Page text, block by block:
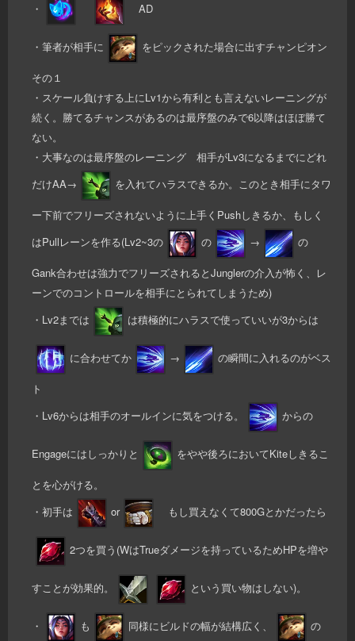
・ AD
・筆者が相手に をピックされた場合に出すチャンピオン
その１
・スケール負けする上にLv1から有利とも言えないレーニングが
続く。勝てるチャンスがあるのは最序盤のみで6以降はほぼ勝て
ない。
・大事なのは最序盤のレーニング 相手がLv3になるまでにどれ
だけAA→
を入れてハラスできるか。このとき相手にタワ
ー下前でフリーズされないように上手くPushしきるか、もしく
はPullレーンを作る(Lv2~3の
の → の
Gank合わせは強力でフリーズされるとJunglerの介入が怖く、レ
ーンでのコントロールを相手にとられてしまうため)
・Lv2までは
は積極的にハラスで使っていいが3からは
に合わせてか → の瞬間に入れるのがベス
ト
・Lv6からは相手のオールインに気をつける。
からの
Engageにはしっかりと をやや後ろにおいてKiteしきるこ
とを心がける。
・初手は
or もし買えなくて800Gとかだったら
2つを買う(WはTrueダメージを持っているためHPを増や
すことが効果的。 という買い物はしない)。
・ も 同様にビルドの幅が結構広く、 の